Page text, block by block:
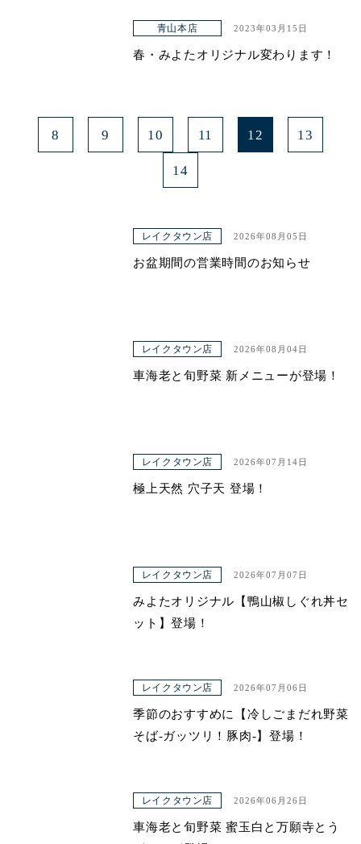
青山本店 2023年03月15日
春・みよたオリジナル変わります！
8 9 10 11 12 13
14
レイクタウン店 2026年08月05日
お盆期間の営業時間のお知らせ
レイクタウン店 2026年08月04日
車海老と旬野菜 新メニューが登場！
レイクタウン店 2026年07月14日
極上天然 穴子天 登場！
レイクタウン店 2026年07月07日
みよたオリジナル【鴨山椒しぐれ丼セ
ット】登場！
レイクタウン店 2026年07月06日
季節のおすすめに【冷しごまだれ野菜
そば-ガッツリ！豚肉-】登場！
レイクタウン店 2026年06月26日
車海老と旬野菜 蜜玉白と万願寺とう